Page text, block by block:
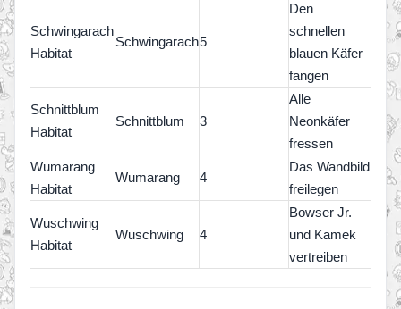
Schwingarach
Habitat
Schwingarach5
Den
schnellen
blauen Käfer
fangen
Schnittblum
Habitat
Schnittblum 3
Alle
Neonkäfer
fressen
Wumarang
Habitat
Wumarang 4
Das Wandbild
freilegen
Wuschwing
Habitat
Wuschwing 4
Bowser Jr.
und Kamek
vertreiben